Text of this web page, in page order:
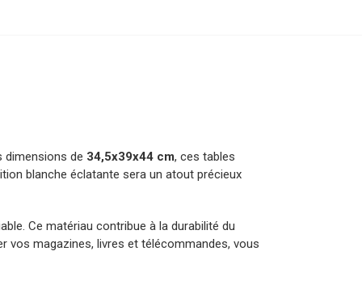
dimensions de 34,5x39x44 cm, ces tables
blanche éclatante sera un atout précieux
Ce matériau contribue à la durabilité du
vos magazines, livres et télécommandes, vous